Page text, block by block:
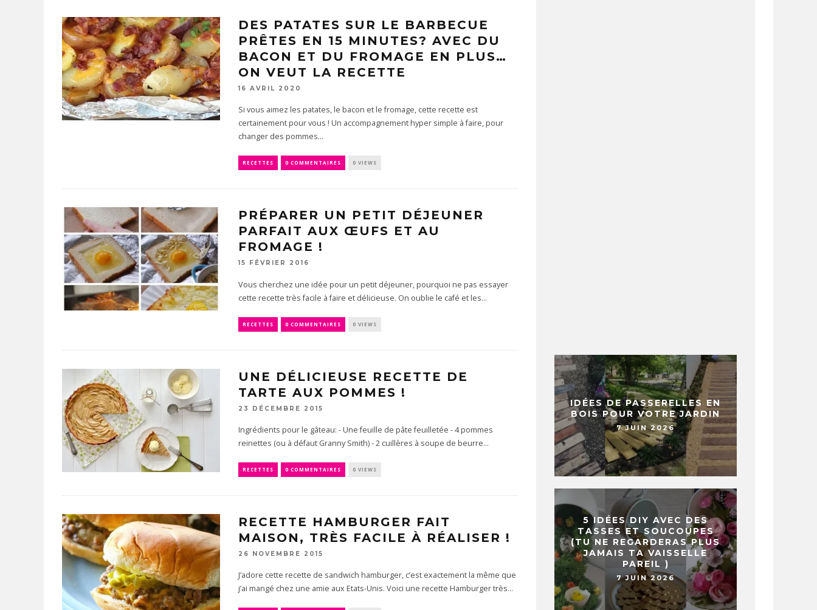
DES PATATES SUR LE BARBECUE
PRÊTES EN 15 MINUTES? AVEC DU
BACON ET DU FROMAGE EN PLUS…
ON VEUT LA RECETTE
16 AVRIL 2020
Si vous aimez les patates, le bacon et le fromage, cette recette est
certainement pour vous ! Un accompagnement hyper simple à faire, pour
changer des pommes...
RECETTES 0 COMMENTAIRES 0 VIEWS
PRÉPARER UN PETIT DÉJEUNER
PARFAIT AUX ŒUFS ET AU
FROMAGE !
15 FÉVRIER 2016
Vous cherchez une idée pour un petit déjeuner, pourquoi ne pas essayer
cette recette très facile à faire et délicieuse. On oublie le café et les...
RECETTES 0 COMMENTAIRES 0 VIEWS
UNE DÉLICIEUSE RECETTE DE
TARTE AUX POMMES !
23 DÉCEMBRE 2015
Ingrédients pour le gâteau: - Une feuille de pâte feuilletée - 4 pommes
reinettes (ou à défaut Granny Smith) - 2 cuillères à soupe de beurre...
RECETTES 0 COMMENTAIRES 0 VIEWS
RECETTE HAMBURGER FAIT
MAISON, TRÈS FACILE À RÉALISER !
26 NOVEMBRE 2015
J’adore cette recette de sandwich hamburger, c’est exactement la même que
j’ai mangé chez une amie aux Etats-Unis. Voici une recette Hamburger très...
IDÉES DE PASSERELLES EN
BOIS POUR VOTRE JARDIN
7 JUIN 2026
5 IDÉES DIY AVEC DES
TASSES ET SOUCOUPES
(TU NE REGARDERAS PLUS
JAMAIS TA VAISSELLE
PAREIL )
7 JUIN 2026